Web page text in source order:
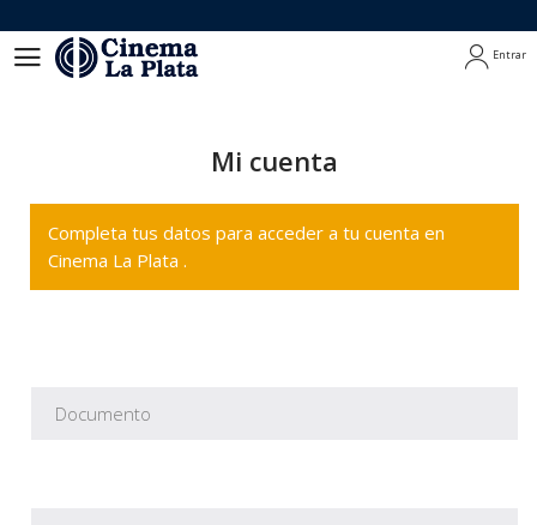
Entrar
Mi cuenta
Completa tus datos para acceder a tu cuenta en
Cinema La Plata .